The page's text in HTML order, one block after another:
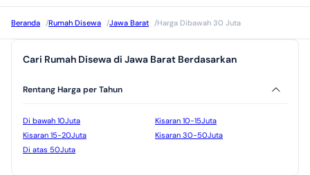
Beranda /Rumah Disewa /Jawa Barat /Harga Dibawah 30 Juta
Cari Rumah Disewa di Jawa Barat Berdasarkan
Rentang Harga per Tahun
Di bawah 10Juta
Kisaran 10-15Juta
Kisaran 15-20Juta
Kisaran 30-50Juta
Di atas 50Juta